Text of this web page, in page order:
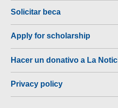
Solicitar beca
Apply for scholarship
Hacer un donativo a La
Privacy policy